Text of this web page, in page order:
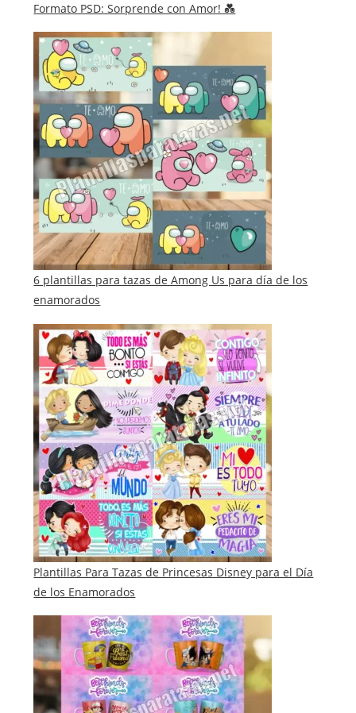
Formato PSD: Sorprende con Amor! 💑
6 plantillas para tazas de Among Us para día de los
enamorados
Plantillas Para Tazas de Princesas Disney para el Día
de los Enamorados